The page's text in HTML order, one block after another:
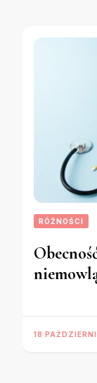
RÓŻNOŚCI
18